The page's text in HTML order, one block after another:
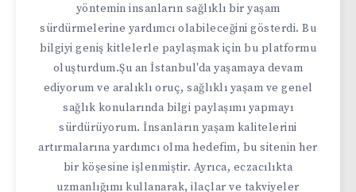
yöntemin insanların sağlıklı bir yaşam
sürdürmelerine yardımcı olabileceğini gösterdi. Bu
bilgiyi geniş kitlelerle paylaşmak için bu platformu
oluşturdum.Şu an İstanbul'da yaşamaya devam
ediyorum ve aralıklı oruç, sağlıklı yaşam ve genel
sağlık konularında bilgi paylaşımı yapmayı
sürdürüyorum. İnsanların yaşam kalitelerini
artırmalarına yardımcı olma hedefim, bu sitenin her
bir köşesine işlenmiştir. Ayrıca, eczacılıkta
uzmanlığımı kullanarak, ilaçlar ve takviyeler